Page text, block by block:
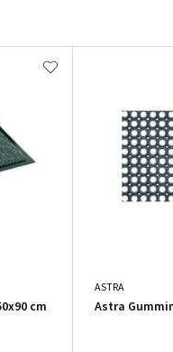
cm
ASTRA
Astra